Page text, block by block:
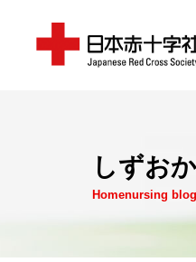
しずお
Homenursing blog